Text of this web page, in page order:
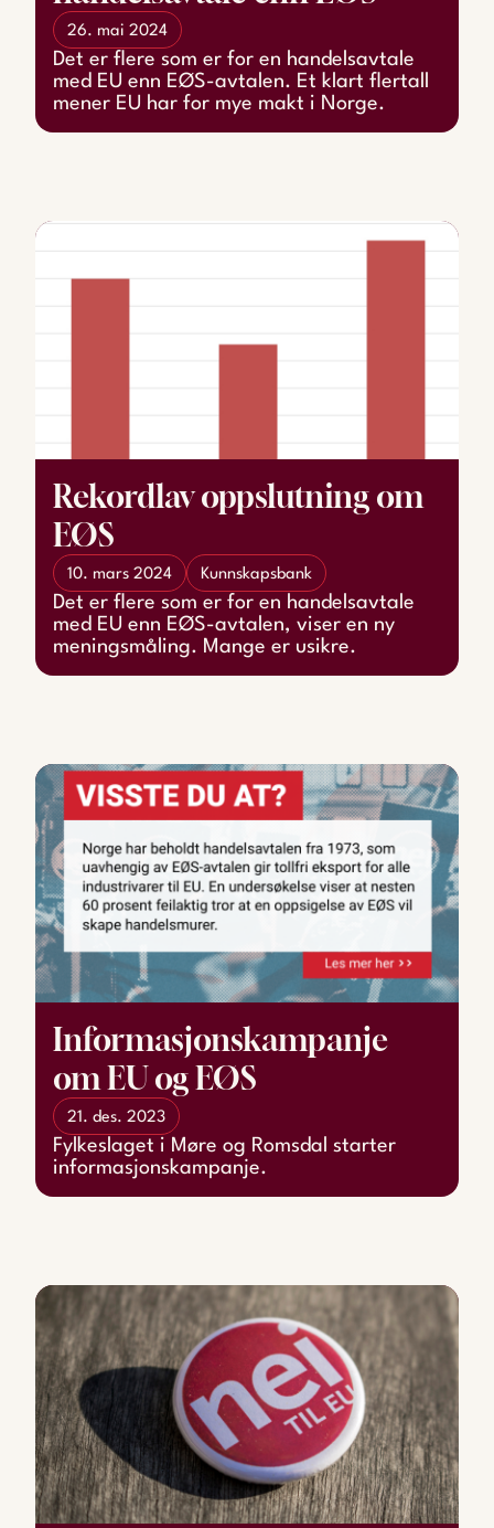
26. mai 2024
Det er flere som er for en handelsavtale
med EU enn EØS-avtalen. Et klart flertall
mener EU har for mye makt i Norge.
Rekordlav oppslutning om
EØS
10. mars 2024 Kunnskapsbank
Det er flere som er for en handelsavtale
med EU enn EØS-avtalen, viser en ny
meningsmåling. Mange er usikre.
Informasjonskampanje
om EU og EØS
21. des. 2023
Fylkeslaget i Møre og Romsdal starter
informasjonskampanje.